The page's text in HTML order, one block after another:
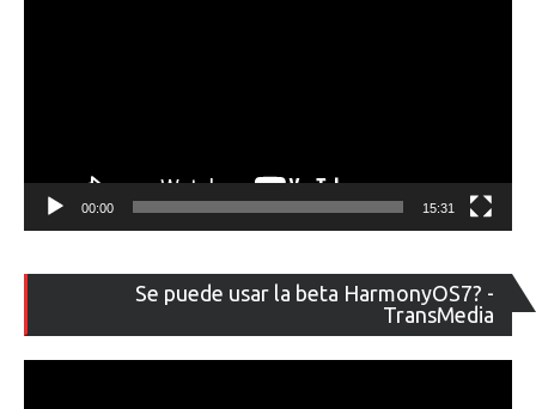
00:00 15:31
Se puede usar la beta HarmonyOS7? -
TransMedia
de